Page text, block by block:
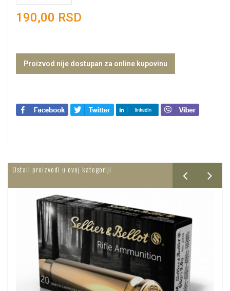
190,00 RSD
Proizvod nije dostupan za online kupovinu
Ostali proizvodi u ovoj kategoriji